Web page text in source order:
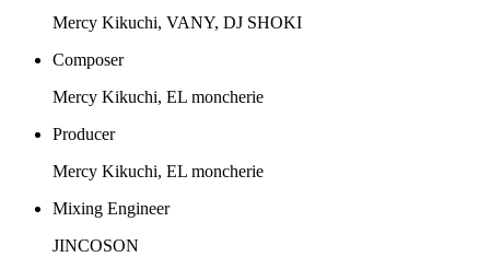
Mercy Kikuchi, VANY, DJ SHOKI
Composer
Mercy Kikuchi, EL moncherie
Producer
Mercy Kikuchi, EL moncherie
Mixing Engineer
JINCOSON